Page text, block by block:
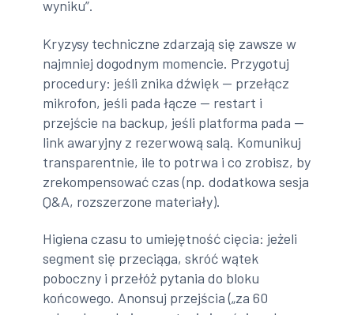
wyniku”.
Kryzysy techniczne zdarzają się zawsze w
najmniej dogodnym momencie. Przygotuj
procedury: jeśli znika dźwięk — przełącz
mikrofon, jeśli pada łącze — restart i
przejście na backup, jeśli platforma pada —
link awaryjny z rezerwową salą. Komunikuj
transparentnie, ile to potrwa i co zrobisz, by
zrekompensować czas (np. dodatkowa sesja
Q&A, rozszerzone materiały).
Higiena czasu to umiejętność cięcia: jeżeli
segment się przeciąga, skróć wątek
poboczny i przełóż pytania do bloku
końcowego. Anonsuj przejścia („za 60